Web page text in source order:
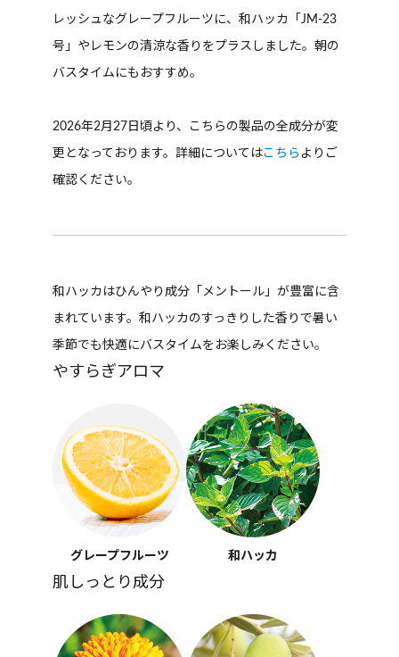
レッシュなグレープフルーツに、和ハッカ「JM-23
号」やレモンの清涼な香りをプラスしました。朝の
バスタイムにもおすすめ。
2026年2月27日頃より、こちらの製品の全成分が変
更となっております。詳細についてはこちら よりご
確認ください。
和ハッカはひんやり成分「メントール」が豊富に含
まれています。和ハッカのすっきりした香りで暑い
季節でも快適にバスタイムをお楽しみください。
やすらぎアロマ
グレープフルーツ 和ハッカ
肌しっとり成分